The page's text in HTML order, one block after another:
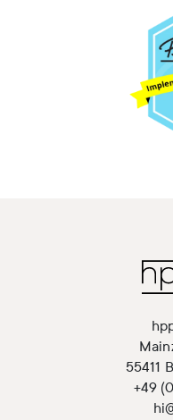
55411
+49